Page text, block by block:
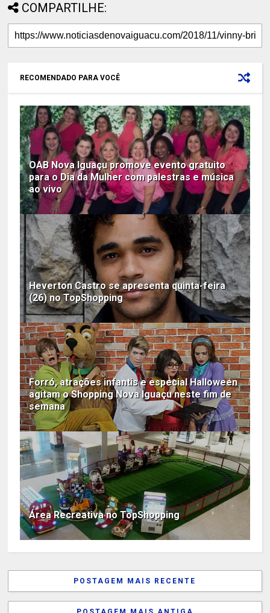
COMPARTILHE:
RECOMENDADO PARA VOCÊ
OAB Nova Iguaçu promove evento gratuito
para o Dia da Mulher com palestras e música
ao vivo
Heverton Castro se apresenta quinta-feira
(26) no TopShopping
Forró, atrações infantis e especial Halloween
agitam o Shopping Nova Iguaçu neste fim de
semana
Área Recreativa no TopShopping
POSTAGEM MAIS RECENTE